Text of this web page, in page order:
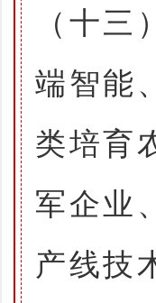
（十
端智能
类培育
军企业
产线技